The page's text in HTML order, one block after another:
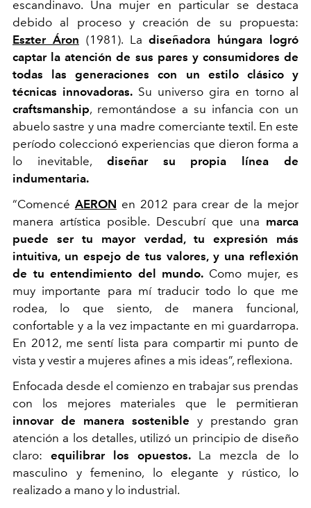
escandinavo. Una mujer en particular se destaca
debido al proceso y creación de su propuesta:
Eszter Áron (1981). Ladiseñadora húngara logró
captar la atención de sus pares y consumidores de
todas las generaciones con un estilo clásico y
técnicas innovadoras. Su universo gira en torno al
craftsmanship, remontándose a su infancia con un
abuelo sastre y una madre comerciante textil. En este
período coleccionó experiencias que dieron forma a
lo inevitable, diseñar su propia línea de
indumentaria.
“Comencé AERON en 2012 para crear de la mejor
manera artística posible. Descubrí que una marca
puede ser tu mayor verdad, tu expresión más
intuitiva, un espejo de tus valores, y una reflexión
de tu entendimiento del mundo. Como mujer, es
muy importante para mí traducir todo lo que me
rodea, lo que siento, de manera funcional,
confortable y a la vez impactante en mi guardarropa.
En 2012, me sentí lista para compartir mi punto de
vista y vestir a mujeres afines a mis ideas”, reflexiona.
Enfocada desde el comienzo en trabajar sus prendas
con los mejores materiales que le permitieran
innovar de manera sostenible y prestando gran
atención a los detalles, utilizó un principio de diseño
claro: equilibrar los opuestos.La mezcla de lo
masculino y femenino, lo elegante y rústico, lo
realizado a mano y lo industrial.